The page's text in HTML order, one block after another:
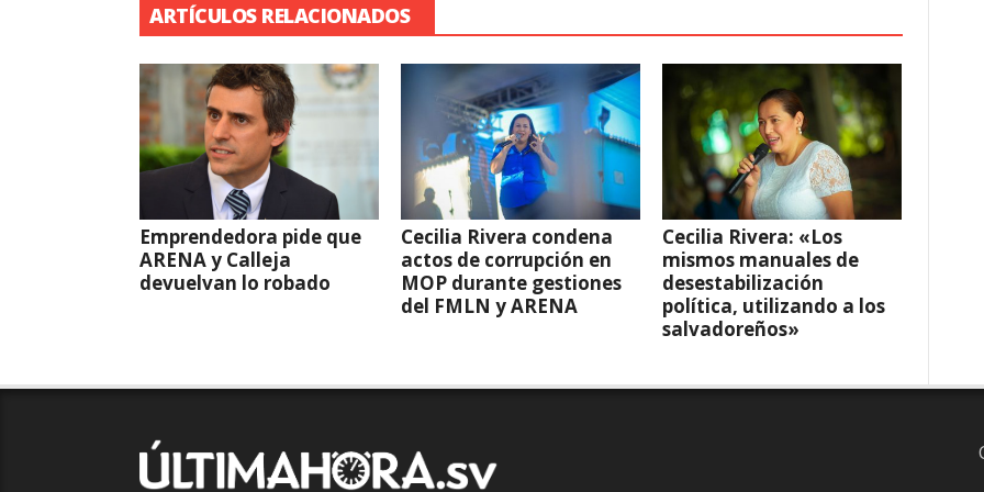
ARTÍCULOS RELACIONADOS
Emprendedora pide que
ARENA y Calleja
devuelvan lo robado
Cecilia Rivera condena
actos de corrupción en
MOP durante gestiones
del FMLN y ARENA
Cecilia Rivera: «Los
mismos manuales de
desestabilización
política, utilizando a los
salvadoreños»